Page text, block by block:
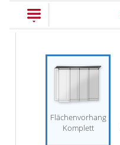
schließen
Plissee
Flächenvorhang
Komplett